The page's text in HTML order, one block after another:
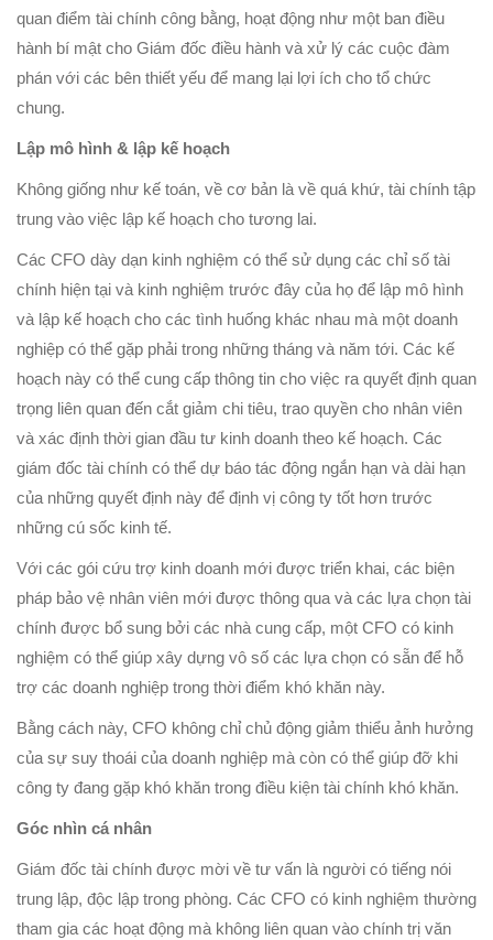
quan điểm tài chính công bằng, hoạt động như một ban điều
hành bí mật cho Giám đốc điều hành và xử lý các cuộc đàm
phán với các bên thiết yếu để mang lại lợi ích cho tổ chức
chung.
Lập mô hình & lập kế hoạch
Không giống như kế toán, về cơ bản là về quá khứ, tài chính tập
trung vào việc lập kế hoạch cho tương lai.
Các CFO dày dạn kinh nghiệm có thể sử dụng các chỉ số tài
chính hiện tại và kinh nghiệm trước đây của họ để lập mô hình
và lập kế hoạch cho các tình huống khác nhau mà một doanh
nghiệp có thể gặp phải trong những tháng và năm tới. Các kế
hoạch này có thể cung cấp thông tin cho việc ra quyết định quan
trọng liên quan đến cắt giảm chi tiêu, trao quyền cho nhân viên
và xác định thời gian đầu tư kinh doanh theo kế hoạch. Các
giám đốc tài chính có thể dự báo tác động ngắn hạn và dài hạn
của những quyết định này để định vị công ty tốt hơn trước
những cú sốc kinh tế.
Với các gói cứu trợ kinh doanh mới được triển khai, các biện
pháp bảo vệ nhân viên mới được thông qua và các lựa chọn tài
chính được bổ sung bởi các nhà cung cấp, một CFO có kinh
nghiệm có thể giúp xây dựng vô số các lựa chọn có sẵn để hỗ
trợ các doanh nghiệp trong thời điểm khó khăn này.
Bằng cách này, CFO không chỉ chủ động giảm thiểu ảnh hưởng
của sự suy thoái của doanh nghiệp mà còn có thể giúp đỡ khi
công ty đang gặp khó khăn trong điều kiện tài chính khó khăn.
Góc nhìn cá nhân
Giám đốc tài chính được mời về tư vấn là người có tiếng nói
trung lập, độc lập trong phòng. Các CFO có kinh nghiệm thường
tham gia các hoạt động mà không liên quan vào chính trị văn